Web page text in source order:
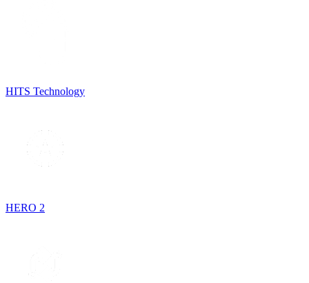
HITS Technology
HERO 2